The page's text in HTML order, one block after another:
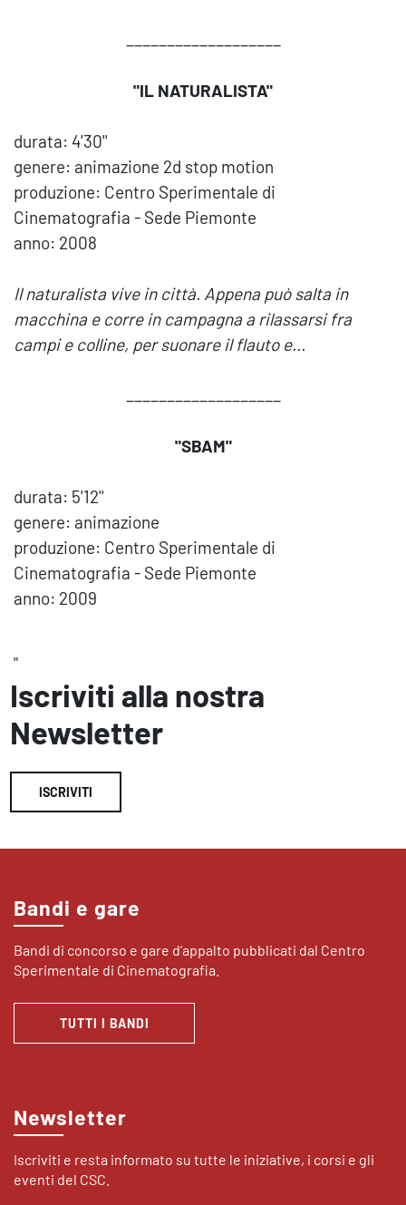
"IL NATURALISTA"
durata: 4'30''
genere: animazione 2d stop motion
produzione: Centro Sperimentale di
Cinematografia - Sede Piemonte
anno: 2008
Il naturalista vive in città. Appena può salta in
macchina e corre in campagna a rilassarsi fra
campi e colline, per suonare il flauto e...
"SBAM"
durata: 5'12''
genere: animazione
produzione: Centro Sperimentale di
Cinematografia - Sede Piemonte
anno: 2009
"
Iscriviti alla nostra
Newsletter
ISCRIVITI
Bandi e gare
Bandi di concorso e gare d’appalto pubblicati dal Centro
Sperimentale di Cinematografia.
TUTTI I BANDI
Newsletter
Iscriviti e resta informato su tutte le iniziative, i corsi e gli
eventi del CSC.